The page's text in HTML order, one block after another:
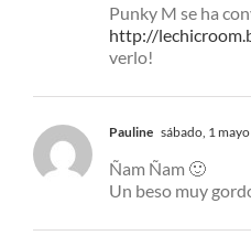
Punky M se ha
http://
verlo!
Pauline sábado, 1
Ñam Ñam 🙂
Un beso muy